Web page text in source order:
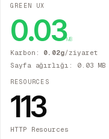
GREEN UX
0.03MB
Karbon: 0.02g/ziyaret
Sayfa ağırlığı: 0.03 MB
RESOURCES
113
HTTP Resources